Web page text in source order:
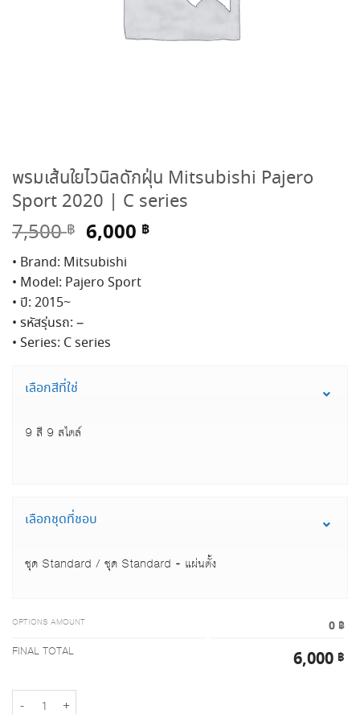
พรมเส้นใยไวนิลดักฝุ่น Mitsubishi Pajero
Sport 2020 | C series
7,500฿ Original
price
was:
7,500 ฿.
6,000 ฿Current
• Brand: Mitsubishi
• Model: Pajero Sport
• ปี: 2015~
• รหัสรุ่นรถ: –
• Series: C series
เลือกสีที่ใช่
9 สี 9 สไตล์
เลือกชุดที่ชอบ
ชุด Standard / ชุด Standard + แผ่นตั้ง
OPTIONS AMOUNT 0 ฿
FINAL TOTAL 6,000 ฿
จำนวน พรมเส้นใยไวนิลดักฝุ่น Mitsubishi Pajero Sport 2020 | C